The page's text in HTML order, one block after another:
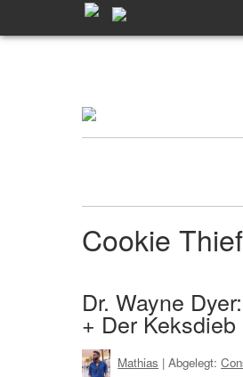
Cookie
Dr. Wayne
+ Der Keksdieb
Mathias | Abgelegt: